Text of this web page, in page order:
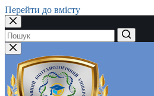
Перейти до вмісту
Немає
результатів